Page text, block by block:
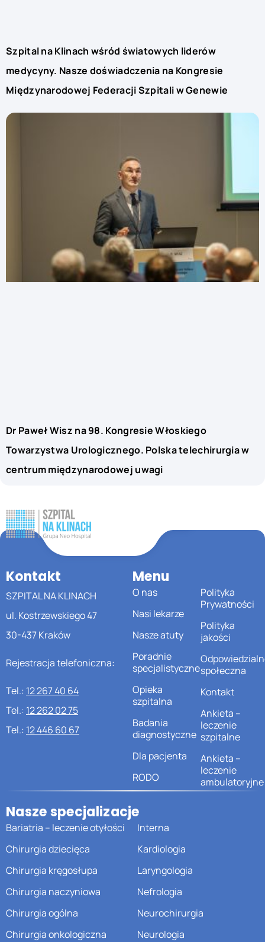
Szpital na Klinach wśród światowych liderów
medycyny. Nasze doświadczenia na Kongresie
Międzynarodowej Federacji Szpitali w Genewie
Dr Paweł Wisz na 98. Kongresie Włoskiego
Towarzystwa Urologicznego. Polska telechirurgia w
centrum międzynarodowej uwagi
Kontakt
SZPITAL NA KLINACH
ul. Kostrzewskiego 47
30-437 Kraków
Rejestracja telefoniczna:
Tel.: 12 267 40 64
Tel.: 12 262 02 75
Tel.: 12 446 60 67
Menu
O nas
Nasi lekarze
Nasze atuty
Poradnie
specjalistyczne
Opieka
szpitalna
Badania
diagnostyczne
Dla pacjenta
RODO
Polityka
Prywatności
Polityka
jakości
społeczna
Kontakt
Ankieta –
leczenie
szpitalne
Ankieta –
leczenie
ambulatoryjne
Nasze specjalizacje
Bariatria – leczenie otyłości
Chirurgia dziecięca
Chirurgia kręgosłupa
Chirurgia naczyniowa
Chirurgia ogólna
Chirurgia onkologiczna
Interna
Kardiologia
Laryngologia
Nefrologia
Neurochirurgia
Neurologia